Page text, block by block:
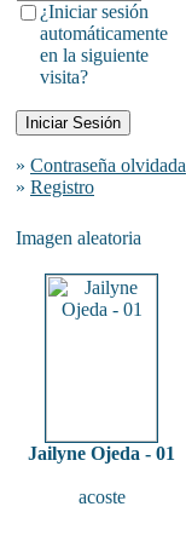
¿Iniciar sesión
automáticamente
en la siguiente
visita?
» Contraseña olvidada
» Registro
Imagen aleatoria
Jailyne Ojeda - 01
acoste